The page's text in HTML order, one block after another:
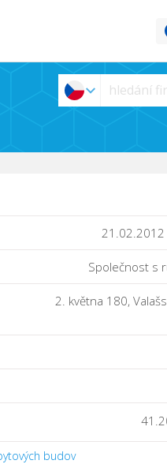
21.02.2012
Společnost s
2. května 180,
budov